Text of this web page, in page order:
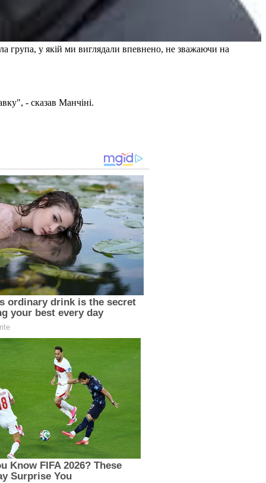
група, у якій ми виглядали впевнено, не зважаючи на
- сказав Манчіні.